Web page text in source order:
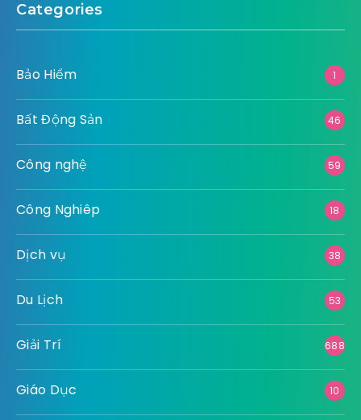
Categories
Bảo Hiểm 1
Bất Động Sản 46
Công nghệ 59
Công Nghiêp 18
Dịch vụ 38
Du Lịch 53
Giải Trí 688
Giáo Dục 10